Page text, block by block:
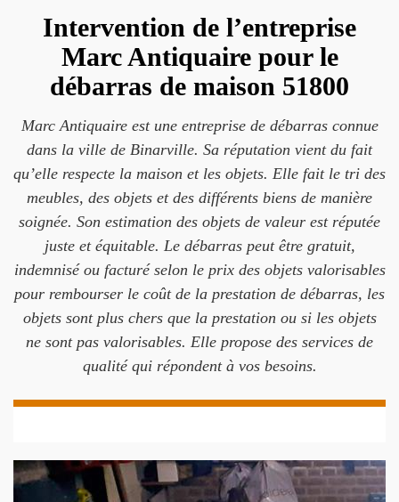
Intervention de l’entreprise
Marc Antiquaire pour le
débarras de maison 51800
Marc Antiquaire est une entreprise de débarras connue
dans la ville de Binarville. Sa réputation vient du fait
qu’elle respecte la maison et les objets. Elle fait le tri des
meubles, des objets et des différents biens de manière
soignée. Son estimation des objets de valeur est réputée
juste et équitable. Le débarras peut être gratuit,
indemnisé ou facturé selon le prix des objets valorisables
pour rembourser le coût de la prestation de débarras, les
objets sont plus chers que la prestation ou si les objets
ne sont pas valorisables. Elle propose des services de
qualité qui répondent à vos besoins.